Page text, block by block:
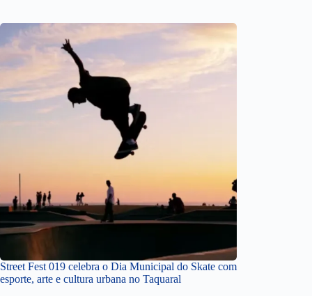
Street Fest 019 celebra o Dia Municipal do Skate com
esporte, arte e cultura urbana no Taquaral